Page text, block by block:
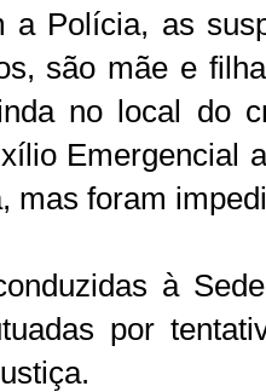
a Polícia, as
são mãe e
no local do
Emergencial
mas foram
à
por